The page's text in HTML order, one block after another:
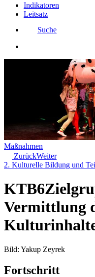
Indikatoren
Leitsatz
Suche
Maßnahmen
ZurückWeiter
2. Kulturelle Bildung und
KTB6
Vermittlung
Bild: Yakup Zeyrek
Fortschritt